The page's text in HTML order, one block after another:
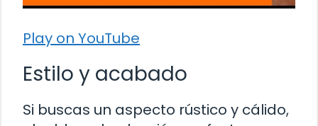
Play on YouTube
Estilo y acabado
Si buscas un aspecto rústico y cálido,